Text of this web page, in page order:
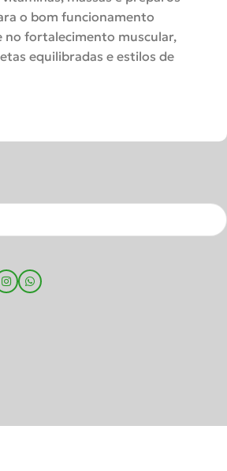
o bom funcionamento
no fortalecimento muscular,
equilibradas e estilos de